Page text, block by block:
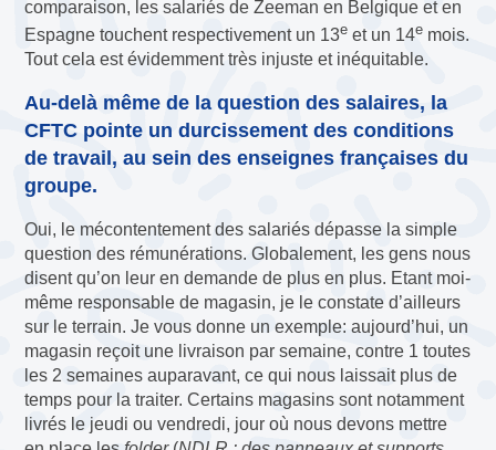
comparaison, les salariés de Zeeman en Belgique et en
Espagne touchent respectivement un 13e et un 14e mois.
Tout cela est évidemment très injuste et inéquitable.
Au-delà même de la question des salaires, la
CFTC pointe un durcissement des conditions
de travail, au sein des enseignes françaises du
groupe.
Oui, le mécontentement des salariés dépasse la simple
question des rémunérations. Globalement, les gens nous
disent qu’on leur en demande de plus en plus. Etant moi-
même responsable de magasin, je le constate d’ailleurs
sur le terrain. Je vous donne un exemple: aujourd’hui, un
magasin reçoit une livraison par semaine, contre 1 toutes
les 2 semaines auparavant, ce qui nous laissait plus de
temps pour la traiter. Certains magasins sont notamment
livrés le jeudi ou vendredi, jour où nous devons mettre